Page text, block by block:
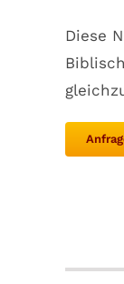
Diese